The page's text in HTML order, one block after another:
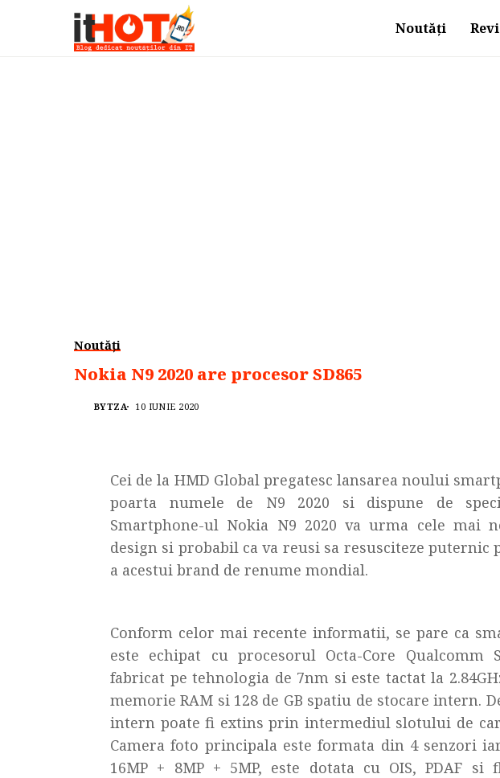
Noutăți
Noutăți
Nokia N9 2020 are procesor SD865
BYTZA 10 IUNIE 2020
Cei de la HMD Global pregatesc lansarea noului
poarta numele de N9 2020 si dispune de
Smartphone-ul Nokia N9 2020 va urma cele mai
design si probabil ca va reusi sa resusciteze puternic
a acestui brand de renume mondial.
Conform celor mai recente informatii, se pare ca
este echipat cu procesorul Octa-Core Qualcomm
fabricat pe tehnologia de 7nm si este tactat la
memorie RAM si 128 de GB spatiu de stocare intern.
intern poate fi extins prin intermediul slotului de
Camera foto principala este formata din 4 senzori
16MP + 8MP + 5MP, este dotata cu OIS, PDAF